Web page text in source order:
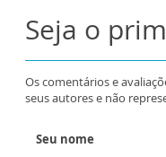
Seja o
Os comentários e
seus autores e não
Seu nome